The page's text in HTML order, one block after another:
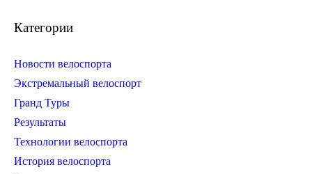
Категории
Новости велоспорта
Экстремальный велоспорт
Гранд Туры
Результаты
Технологии велоспорта
История велоспорта